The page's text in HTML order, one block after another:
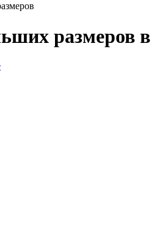
размеров